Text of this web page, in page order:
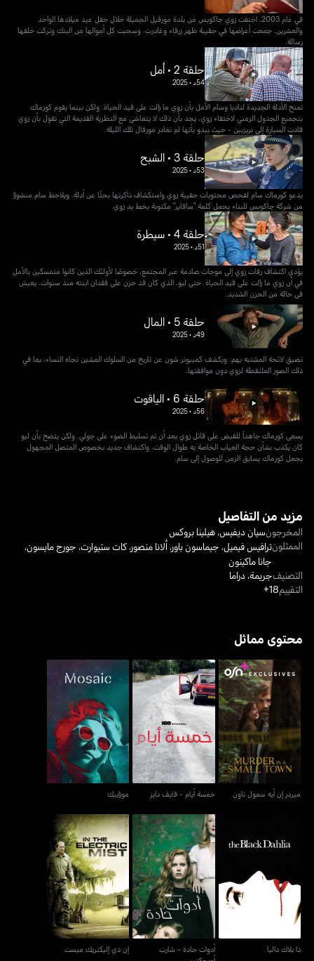
في عام 2003، اختفت زوي جاكوبس من بلدة مورفيل الجميلة خلال حفل عيد ميلادها الواحد
والعشرين. جمعت أغراضها في حقيبة ظهر زرقاء وغادرت، وسحبت كل أموالها من البنك وتركت خلفها
رسالة.
حلقة 2 • أمل
54د •
2025
تمنح الأدلة الجديدة لناديا وسام الأمل بأن زوي ما زالت على قيد الحياة. ولكن بينما يقوم كورماك
بتجميع الجدول الزمني لاختفاء زوي، يجد بأن ذلك لا يتماشى مع النظرية القديمة التي تقول بأن زوي
قادت السيارة إلى بريزبين - حيث يبدو بأنها لم تغادر مورفال تلك الليلة.
حلقة 3 • الشبح
53د •
2025
يدعو كورماك سام لفحص محتويات حقيبة زوي واستكشاف ذاكرتها بحثًا عن أدلة. ويلاحظ سام منشورًا
من شركة جاكوبس للبناء يحمل كلمة "سافاير" مكتوبة بخط يد زوي.
حلقة 4 • سيطرة
51د •
2025
يؤدي اكتشاف رفات زوي إلى موجات صادمة عبر المجتمع، خصوصًا لأولئك الذين كانوا متمسكين بالأمل
في أن زوي ما زالت على قيد الحياة. حتى ليو، الذي كان قد حزن على فقدان ابنته منذ سنوات، يعيش
في حالة من الحزن الشديد.
حلقة 5 • المال
49د •
2025
تضيق لائحة المشتبه بهم. ويكشف كمبيوتر شون عن تاريخ من السلوك المشين تجاه النساء، بما في
ذلك الصور الملتقطة لزوي دون موافقتها.
حلقة 6 • الياقوت
56د •
2025
يسعى كورماك جاهداً للقبض على قاتل زوي بعد أن تم تسليط الضوء على جولي. ولكن يتضح بأن ليو
كان يكذب بشأن حجة الغياب الخاصة به طوال الوقت، واكتشاف جديد بخصوص المتصل المجهول
يجعل كورماك يسابق الزمن للوصول إلى سام.
مزيد من التفاصيل
المخرجونسيان ديفيس،هيلينا بروكس
الممثلونترافيس فيميل، جيماسون باور، ألانا منصور،كات ستيوارت، جورج مايسون،
جانا ماكينون
التصنيفجريمة، دراما
التقييم18+
محتوى مماثل
ميردر إن أيه سمول تاون
ميردر إن أيه سمول تاون
خمسة أيام - فايف دايز
خمسة أيام - فايف دايز
موزاييك
موزاييك
ذا بلاك داليا
ذا بلاك داليا
أدوات حادة - شارب
أوبجكتس
أدوات حادة - شارب
إن ذي إليكتريك ميست
إن ذي إليكتريك ميست